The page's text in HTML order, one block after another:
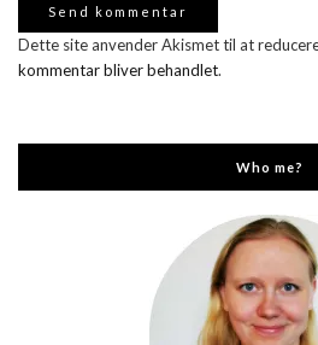
Dette site anvender Akismet til at
kommentar bliver behandlet.
Who me?